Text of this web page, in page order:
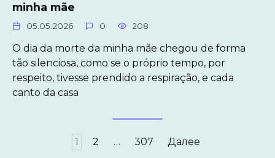
minha mãe
05.05.2026 0 208
O dia da morte da minha mãe chegou de forma
tão silenciosa, como se o próprio tempo, por
respeito, tivesse prendido a respiração, e cada
canto da casa
1 2 … 307 Далее